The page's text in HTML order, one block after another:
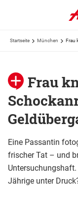
Startseite München Frau
Frau
Eine Passantin
frischer Tat – und
Jährige unter